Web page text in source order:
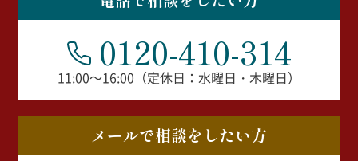
0120-410-314
11:00～16:00（定休日：水曜日・木曜日）
メールで相談をしたい方